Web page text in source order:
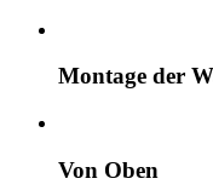
Montage der
Von Oben